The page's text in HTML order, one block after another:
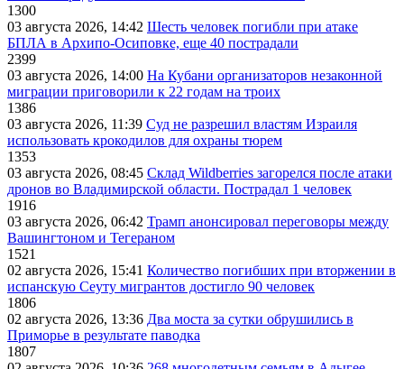
1300
03 августа 2026, 14:42 Шесть человек погибли при атаке
БПЛА в Архипо-Осиповке, еще 40 пострадали
2399
03 августа 2026, 14:00 На Кубани организаторов незаконной
миграции приговорили к 22 годам на троих
1386
03 августа 2026, 11:39 Суд не разрешил властям Израиля
использовать крокодилов для охраны тюрем
1353
03 августа 2026, 08:45 Склад Wildberries загорелся после атаки
дронов во Владимирской области. Пострадал 1 человек
1916
03 августа 2026, 06:42 Трамп анонсировал переговоры между
Вашингтоном и Тегераном
1521
02 августа 2026, 15:41 Количество погибших при вторжении в
испанскую Сеуту мигрантов достигло 90 человек
1806
02 августа 2026, 13:36 Два моста за сутки обрушились в
Приморье в результате паводка
1807